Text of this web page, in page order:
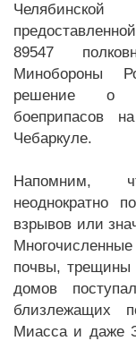
89547
Минобороны
решение о
боеприпасов
Чебаркуле.
Напомним,
неоднократно
взрывов или
почвы, трещины
домов
близлежащих
Миасса и даже